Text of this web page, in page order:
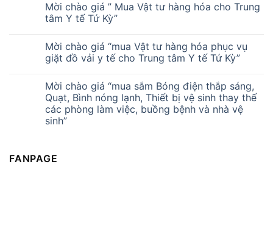
Mời chào giá ” Mua Vật tư hàng hóa cho Trung
tâm Y tế Tứ Kỳ”
Mời chào giá “mua Vật tư hàng hóa phục vụ
giặt đồ vải y tế cho Trung tâm Y tế Tứ Kỳ”
Mời chào giá “mua sắm Bóng điện thắp sáng,
Quạt, Bình nóng lạnh, Thiết bị vệ sinh thay thế
các phòng làm việc, buồng bệnh và nhà vệ
sinh”
FANPAGE